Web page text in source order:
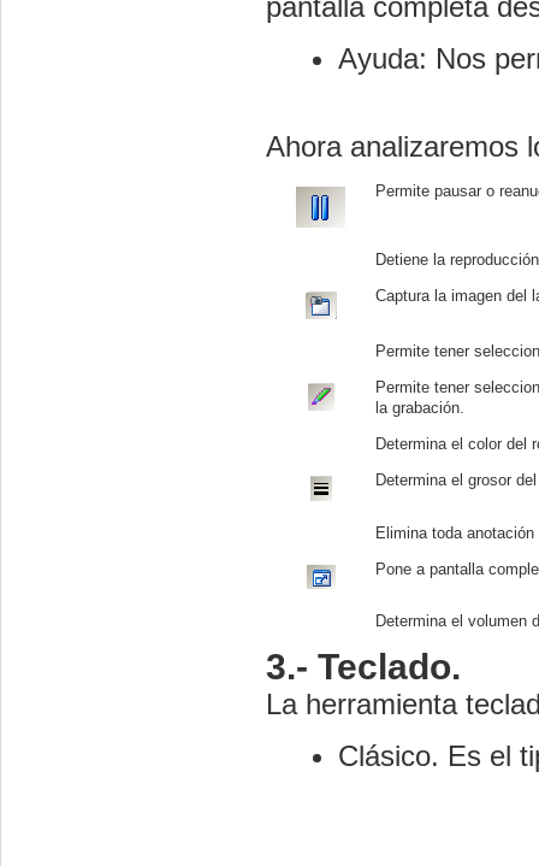
pantalla completa
Ayuda: Nos
Ahora analizaremos
Permite pausar o
Detiene la
Captura la imagen del
Permite tener
Permite tener
la grabación.
Determina el color del
Determina el grosor
Elimina toda
Pone a pantalla
Determina el volumen
3.- Teclado.
La herramienta
Clásico. Es el